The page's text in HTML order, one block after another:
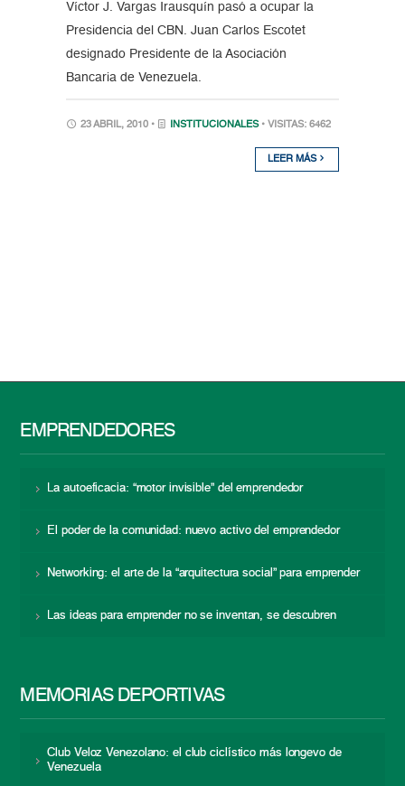
Víctor J. Vargas Irausquín pasó a ocupar la
Presidencia del CBN. Juan Carlos Escotet
designado Presidente de la Asociación
Bancaria de Venezuela.
23 ABRIL, 2010 • INSTITUCIONALES • VISITAS: 6462
LEER MÁS
EMPRENDEDORES
La autoeficacia: “motor invisible” del emprendedor
El poder de la comunidad: nuevo activo del emprendedor
Networking: el arte de la “arquitectura social” para emprender
Las ideas para emprender no se inventan, se descubren
MEMORIAS DEPORTIVAS
Club Veloz Venezolano: el club ciclístico más longevo de
Venezuela